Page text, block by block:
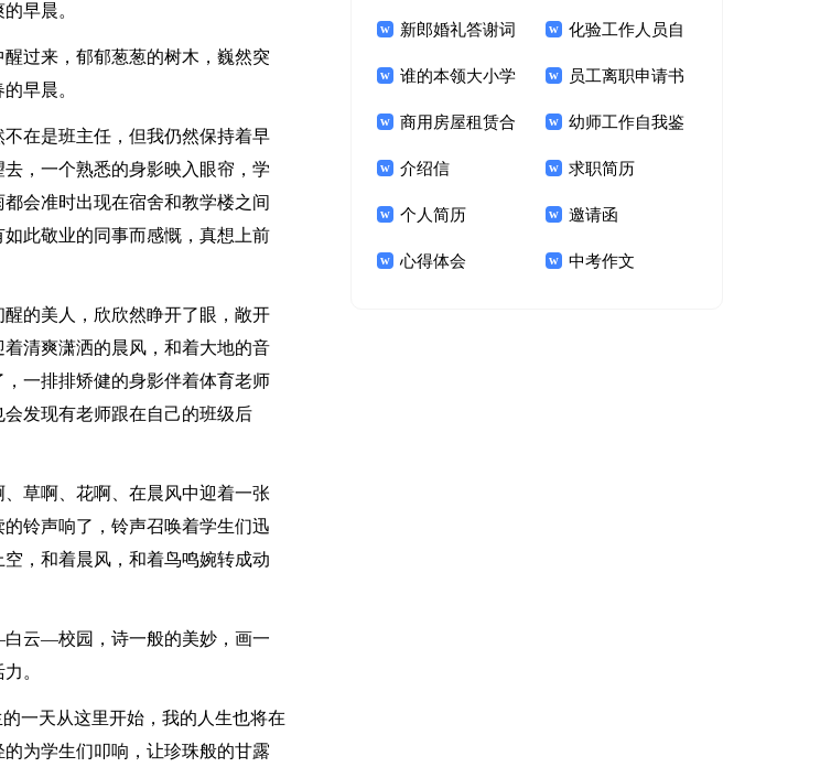
早晨。
过来，郁郁葱葱的树木，巍然突
早晨。
在是班主任，但我仍然保持着早
，一个熟悉的身影映入眼帘，学
会准时出现在宿舍和教学楼之间
此敬业的同事而感慨，真想上前
的美人，欣欣然睁开了眼，敞开
清爽潇洒的晨风，和着大地的音
一排排矫健的身影伴着体育老师
发现有老师跟在自己的班级后
草啊、花啊、在晨风中迎着一张
铃声响了，铃声召唤着学生们迅
，和着晨风，和着鸟鸣婉转成动
云—校园，诗一般的美妙，画一
。
一天从这里开始，我的人生也将在
为学生们叩响，让珍珠般的甘露
15篇新郎婚礼答谢词
锦集十篇
化验工作人员自
我鉴定
谁的本领大小学
作文
员工离职申请书
商用房屋租赁合
同15篇
幼师工作自我鉴
定(15篇)
介绍信 求职简历
个人简历 邀请函
心得体会 中考作文